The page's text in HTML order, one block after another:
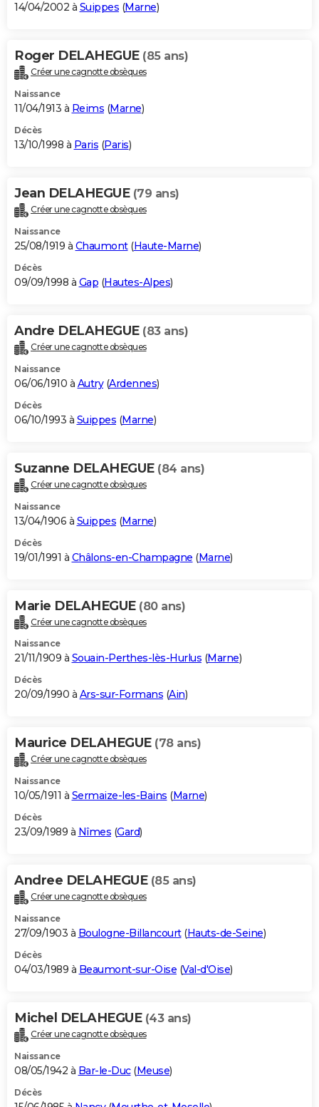
14/04/2002 à Suippes (Marne)
Roger DELAHEGUE (85 ans)
Créer une cagnotte obsèques
Naissance
11/04/1913 à Reims (Marne)
Décès
13/10/1998 à Paris (Paris)
Jean DELAHEGUE (79 ans)
Créer une cagnotte obsèques
Naissance
25/08/1919 à Chaumont(Haute-Marne)
Décès
09/09/1998 à Gap (Hautes-Alpes)
Andre DELAHEGUE (83 ans)
Créer une cagnotte obsèques
Naissance
06/06/1910 à Autry(Ardennes)
Décès
06/10/1993 à Suippes (Marne)
Suzanne DELAHEGUE (84 ans)
Créer une cagnotte obsèques
Naissance
13/04/1906 à Suippes (Marne)
Décès
19/01/1991 à Châlons-en-Champagne (Marne)
Marie DELAHEGUE (80 ans)
Créer une cagnotte obsèques
Naissance
21/11/1909 à Souain-Perthes-lès-Hurlus (Marne)
Décès
20/09/1990 à Ars-sur-Formans (Ain)
Maurice DELAHEGUE (78 ans)
Créer une cagnotte obsèques
Naissance
10/05/1911 à Sermaize-les-Bains (Marne)
Décès
23/09/1989 à Nîmes (Gard)
Andree DELAHEGUE (85 ans)
Créer une cagnotte obsèques
Naissance
27/09/1903 à Boulogne-Billancourt(Hauts-de-Seine)
Décès
04/03/1989 à Beaumont-sur-Oise (Val-d'Oise)
Michel DELAHEGUE (43 ans)
Créer une cagnotte obsèques
Naissance
08/05/1942 à Bar-le-Duc(Meuse)
Décès